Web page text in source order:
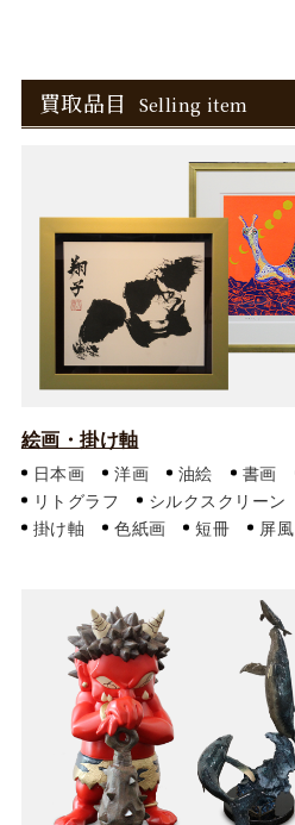
買取品目 Selling item
絵画・掛け軸
日本画 洋画 油絵 書画
リトグラフ
シルクスクリーン
掛け軸
色紙画 短冊 屏風